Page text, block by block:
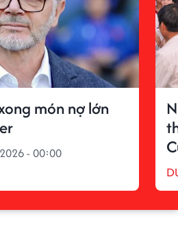
món nợ lớn
- 00:00